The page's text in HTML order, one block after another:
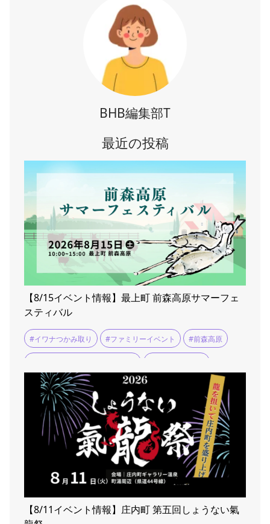
BHB編集部T
最近の投稿
【8/15イベント情報】最上町 前森高原サマーフェ
スティバル
#イワナつかみ取り #ファミリーイベント #前森高原
#高原グルメ
【8/11イベント情報】庄内町 第五回しょうない氣